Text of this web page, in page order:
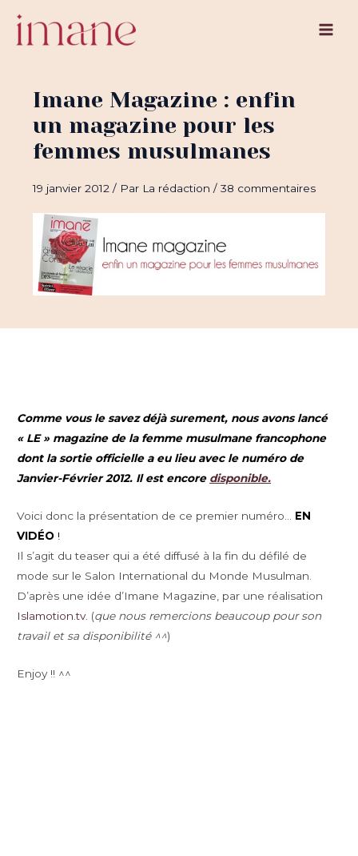
contenu
Main
Imane Magazine : enfin
un magazine pour les
femmes musulmanes
19 janvier 2012/ Par La rédaction/38 commentaires
Comme vous le savez déjà surement, nous avons lancé
« LE » magazine de la femme musulmane francophone
dont la sortie officielle a eu lieu avec le numéro de
Janvier-Février 2012. Il est encore disponible.
Voici donc la présentation de ce premier numéro… EN
VIDÉO !
Il s’agit du teaser qui a été diffusé à la fin du défilé de
mode sur le Salon International du Monde Musulman.
D’après une idée d’Imane Magazine, par une réalisation
Islamotion.tv. (que nous remercions beaucoup pour son
travail et sa disponibilité ^^)
Enjoy !! ^^